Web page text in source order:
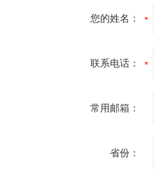
您的姓名：
联系电话：
常用邮箱：
省份：